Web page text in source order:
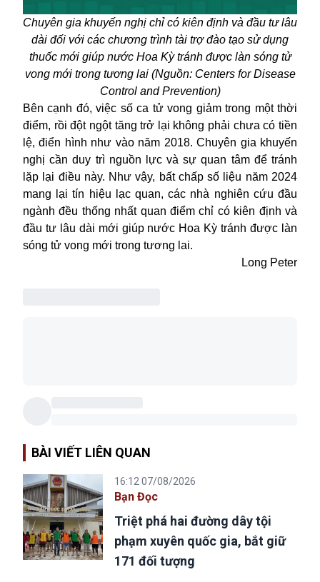
Chuyên gia khuyến nghị chỉ có kiên định và đầu tư lâu
dài đối với các chương trình tài trợ đào tạo sử dụng
thuốc mới giúp nước Hoa Kỳ tránh được làn sóng tử
vong mới trong tương lai (Nguồn: Centers for Disease
Control and Prevention)
Bên cạnh đó, việc số ca tử vong giảm trong một thời
điểm, rồi đột ngột tăng trở lại không phải chưa có tiền
lệ, điển hình như vào năm 2018. Chuyên gia khuyến
nghị cần duy trì nguồn lực và sự quan tâm để tránh
lặp lại điều này. Như vậy, bất chấp số liệu năm 2024
mang lại tín hiệu lạc quan, các nhà nghiên cứu đầu
ngành đều thống nhất quan điểm chỉ có kiên định và
đầu tư lâu dài mới giúp nước Hoa Kỳ tránh được làn
sóng tử vong mới trong tương lai.
Long Peter
BÀI VIẾT LIÊN QUAN
16:12 07/08/2026
Bạn Đọc
Triệt phá hai đường dây tội
phạm xuyên quốc gia, bắt giữ
171 đối tượng